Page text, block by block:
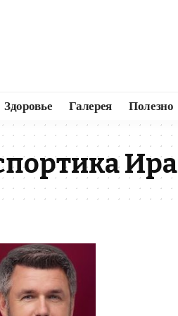
Здоровье Галерея Полезно
Ира